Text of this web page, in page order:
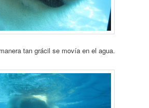
tan grácil se movía en el agua.